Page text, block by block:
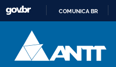
COMUNICA BR